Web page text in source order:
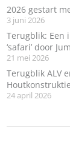
2026 gestart
3 juni 2026
Terugblik: Een
‘safari’ door
21 mei 2026
Terugblik ALV
Houtkonstruktie
24 april 2026